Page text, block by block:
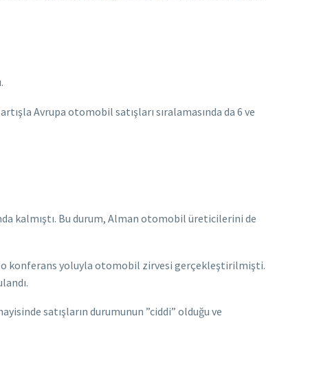
Avrupa otomobil satışları sıralamasında da 6 ve
kalmıştı. Bu durum, Alman otomobil üreticilerini de
konferans yoluyla otomobil zirvesi gerçekleştirilmişti.
satışların durumunun ”ciddi” olduğu ve